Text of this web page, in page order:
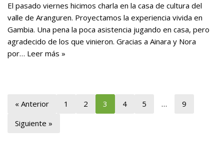
El pasado viernes hicimos charla en la casa de cultura del
valle de Aranguren. Proyectamos la experiencia vivida en
Gambia. Una pena la poca asistencia jugando en casa, pero
agradecido de los que vinieron. Gracias a Ainara y Nora
por… Leer más »
« Anterior 1 2 3 4 5 …
9
Siguiente »